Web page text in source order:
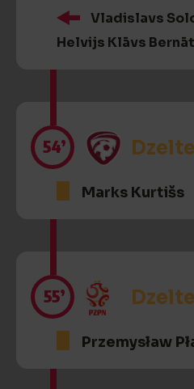
Vladislavs
Helvijs Klāvs
54’
Marks Kurtišs
55’
Przemysław